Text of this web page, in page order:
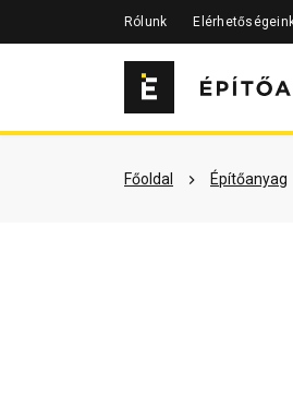
Rólunk
Főoldal Építőanyag